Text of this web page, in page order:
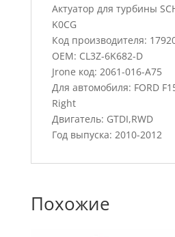
Актуатор для турбины
K0CG
Код производителя:
OEM: CL3Z-6K682-D
Jrone код: 2061-016-A75
Для автомобиля: FORD
Right
Двигатель: GTDI,RWD
Год выпуска: 2010-2012
Похожие